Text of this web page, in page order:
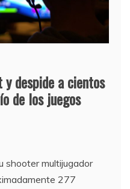
despide a cientos
de los juegos
shooter multijugador
277